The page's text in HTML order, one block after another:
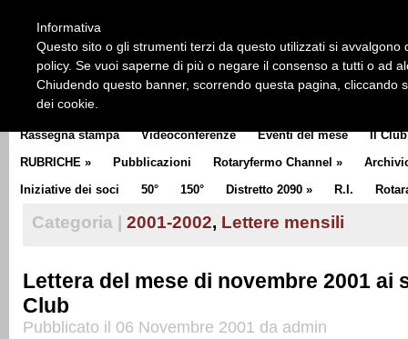
CLUB COMMUNICATOR
Rassegna stampa Videoconferenze Eventi del mese Il Club
RUBRICHE » Pubblicazioni Rotaryfermo Channel »
Iniziative dei soci
50° 150° Distretto 2090 » R.I.
Categoria | 2001-2002, Lettere mensili
Lettera del mese di novembre 2001 ai
Club
Pubblicato il 06 Novembre 2001 da admin
Informativa
Questo sito o gli strumenti terzi da questo utilizzati si
policy. Se vuoi saperne di più o negare il consenso a tutti o ad
Chiudendo questo banner, scorrendo questa pagina, cliccando
dei cookie.